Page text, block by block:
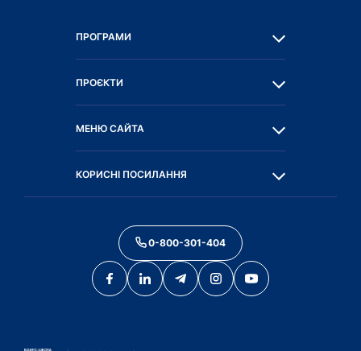
ПРОГРАМИ
ПРОЄКТИ
МЕНЮ САЙТА
КОРИСНІ ПОСИЛАННЯ
0-800-301-404